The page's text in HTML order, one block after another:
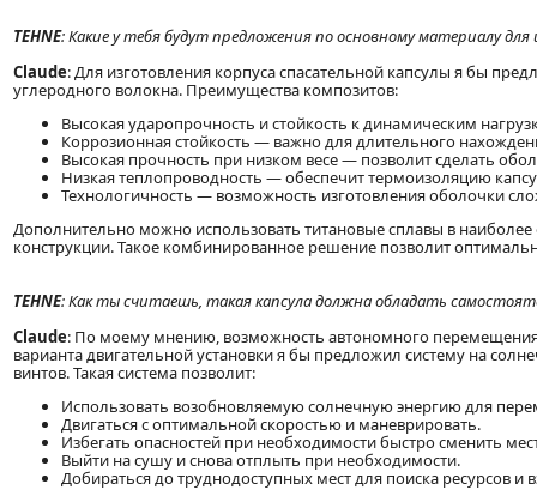
TEHNE: Какие у тебя будут предложения по основному материалу
Claude: Для изготовления корпуса спасательной капсулы я бы
углеродного волокна. Преимущества композитов:
Высокая ударопрочность и стойкость к динамическим
Коррозионная стойкость — важно для длительного
Высокая прочность при низком весе — позволит сделать
Низкая теплопроводность — обеспечит термоизоляцию
Технологичность — возможность изготовления оболочки
Дополнительно можно использовать титановые сплавы в
конструкции. Такое комбинированное решение позволит
TEHNE: Как ты считаешь, такая капсула должна обладать
Claude: По моему мнению, возможность автономного
варианта двигательной установки я бы предложил систему на
винтов. Такая система позволит:
Использовать возобновляемую солнечную энергию для
Двигаться с оптимальной скоростью и маневрировать.
Избегать опасностей при необходимости быстро сменить
Выйти на сушу и снова отплыть при необходимости.
Добираться до труднодоступных мест для поиска ресурсов